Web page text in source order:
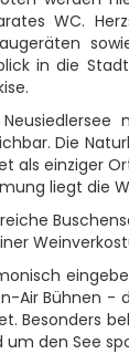
WC.
in die
Die
als einziger
liegt die
Air Bühnen -
Besonders
um den See